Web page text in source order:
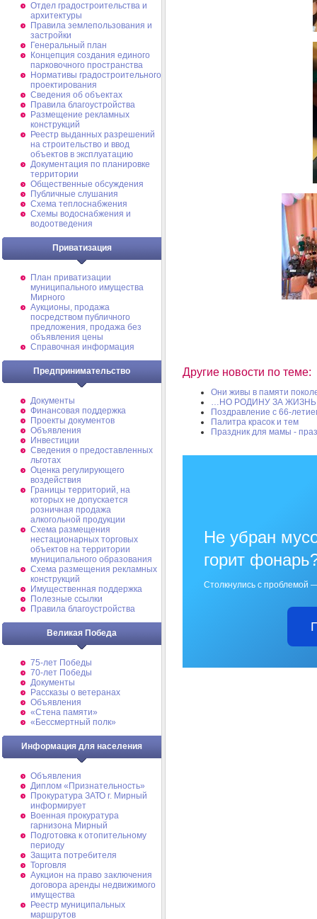
Отдел градостроительства и
архитектуры
Правила землепользования и
застройки
Генеральный план
Концепция создания единого
парковочного пространства
Нормативы градостроительного
проектирования
Сведения об объектах
Правила благоустройства
Размещение рекламных
конструкций
Реестр выданных разрешений
на строительство и ввод
объектов в эксплуатацию
Документация по планировке
территории
Общественные обсуждения
Публичные слушания
Схема теплоснабжения
Схемы водоснабжения и
водоотведения
Приватизация
План приватизации
муниципального имущества
Мирного
Аукционы, продажа
посредством публичного
предложения, продажа без
объявления цены
Справочная информация
Предпринимательство
Документы
Финансовая поддержка
Проекты документов
Объявления
Инвестиции
Сведения о предоставленных
льготах
Оценка регулирующего
воздействия
Границы территорий, на
которых не допускается
розничная продажа
алкогольной продукции
Схема размещения
нестационарных торговых
объектов на территории
муниципального образования
Схема размещения рекламных
конструкций
Имущественная поддержка
Полезные ссылки
Правила благоустройства
Великая Победа
75-лет Победы
70-лет Победы
Документы
Рассказы о ветеранах
Объявления
«Стена памяти»
«Бессмертный полк»
Информация для населения
Объявления
Диплом «Признательность»
Прокуратура ЗАТО г. Мирный
информирует
Военная прокуратура
гарнизона Мирный
Подготовка к отопительному
периоду
Защита потребителя
Торговля
Аукцион на право заключения
договора аренды недвижимого
имущества
Реестр муниципальных
маршрутов
Другие новости по теме:
Они живы в памяти
…НО РОДИНУ ЗА
Поздравление с 66-
Палитра красок и тем
Праздник для мамы -
Не убран
горит
Столкнулись с проблемой